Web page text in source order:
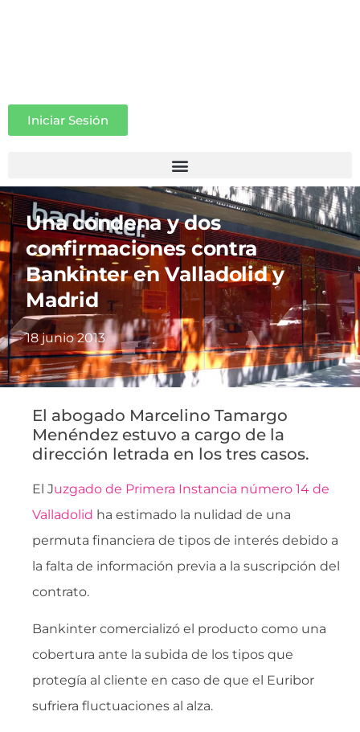
Iniciar Sesión
Una condena y dos
confirmaciones contra
Bankinter en Valladolid y
Madrid
18 junio 2013
El abogado Marcelino Tamargo
Menéndez estuvo a cargo de la
dirección letrada en los tres casos.
El Juzgado de Primera Instancia número 14 de
Valladolid ha estimado la nulidad de una
permuta financiera de tipos de interés debido a
la falta de información previa a la suscripción del
contrato.
Bankinter comercializó el producto como una
cobertura ante la subida de los tipos que
protegía al cliente en caso de que el Euribor
sufriera fluctuaciones al alza.